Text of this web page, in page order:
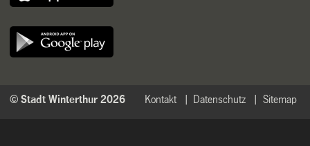
Sitemap
Datenschutz
Kontakt
© Stadt Winterthur 2026